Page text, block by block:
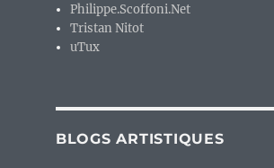
Philippe.Scoffoni.Net
Tristan Nitot
uTux
BLOGS ARTISTIQUES